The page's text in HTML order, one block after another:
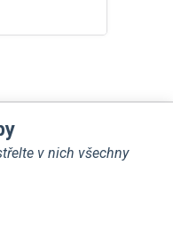
v nich všechny